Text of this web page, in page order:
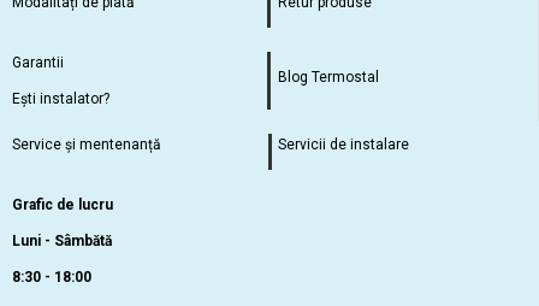
Garantii
Ești instalator?
Blog Termostal
Service și mentenanță Servicii de instalare
Grafic de lucru
Luni - Sâmbătă
8:30 - 18:00